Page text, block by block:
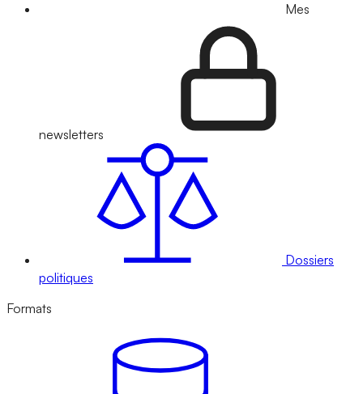
Mes
newsletters
Dossiers
politiques
Formats